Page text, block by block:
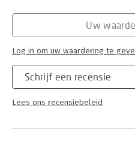
Serie:
Schrijf een recensie
Lees ons recensiebeleid
Uw
Log in om uw waardering te